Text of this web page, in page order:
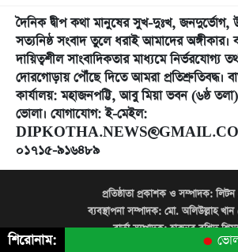
দৈনিক দ্বীপ কথা মানুষের সুখ-দুঃখ, জনদুর্ভোগ,
সত্যনিষ্ঠ সংবাদ তুলে ধরাই আমাদের অঙ্গীকার।
দায়িত্বশীল সাংবাদিকতার মাধ্যমে নির্ভরযোগ্য
দোরগোড়ায় পৌঁছে দিতে আমরা প্রতিশ্রুতিবদ্ধ।
কার্যালয়: মহাজনপট্টি, আবু মিয়া ভবন (৬ষ্ঠ
ভোলা। যোগাযোগ: ই-মেইল:
০১৭১৫-৯১৬৪৮৯
প্রতিষ্ঠাতা প্রকাশক ও সম্পাদক:লিটন
ব্যবস্থাপনা সম্পাদক: মো. অলিউল্লাহ খান
বার্তা সম্পাদক:হারুনুর রশিদ
শিরোনাম: